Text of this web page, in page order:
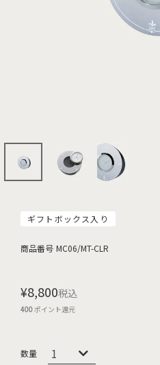
ギフトボックス入り
商品番号 MC06/MT-CLR
¥8,800税込
400ポイント還元